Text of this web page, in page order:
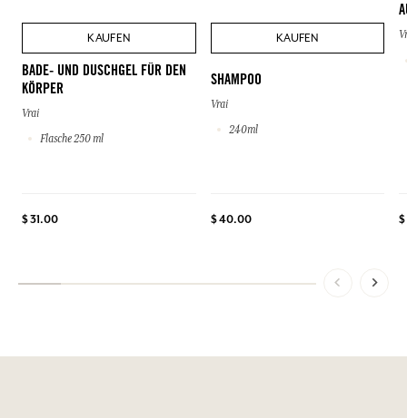
KAUFEN
BADE- UND DUSCHGEL FÜR DEN
KÖRPER
Vrai
Flasche 250 ml
$ 31.00
KAUFEN
SHAMPOO
Vrai
240ml
$ 40.00